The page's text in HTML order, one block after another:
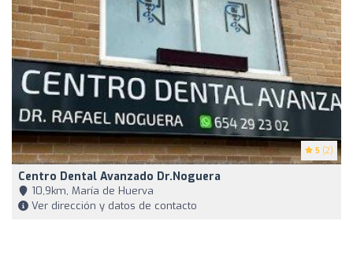
5 (2)
Centro Dental Avanzado Dr.Noguera
10,9km, María de Huerva
Ver dirección y datos de contacto